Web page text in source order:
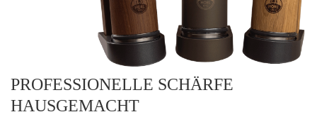
PROFESSIONELLE SCHÄRFE
HAUSGEMACHT